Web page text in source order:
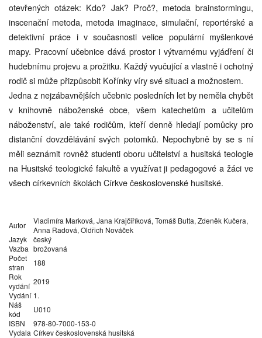
otevřených otázek: Kdo? Jak? Proč?, metoda brainstormingu,
inscenační metoda, metoda imaginace, simulační, reportérské a
detektivní práce i v současnosti velice populární myšlenkové
mapy. Pracovní učebnice dává prostor i výtvarnému vyjádření či
hudebnímu projevu a prožitku. Každý vyučující a vlastně i ochotný
rodič si může přizpůsobit Kořínky víry své situaci a možnostem.
Jedna z nejzábavnějších učebnic posledních let by neměla chybět
v knihovně náboženské obce, všem katechetům a učitelům
náboženství, ale také rodičům, kteří denně hledají pomůcky pro
distanční dovzdělávání svých potomků. Nepochybně by se s ní
měli seznámit rovněž studenti oboru učitelství a husitská teologie
na Husitské teologické fakultě a využívat ji pedagogové a žáci ve
všech církevních školách Církve československé husitské.
Autor
Vladimíra Marková, Jana Krajčiříková, Tomáš Butta, Zdeněk Kučera,
Anna Radová, Oldřich Nováček
Jazyk
český
Vazba brožovaná
Počet
stran
188
Rok
vydání 2019
Vydání 1.
Náš
kód
U010
ISBN
978-80-7000-153-0
Vydala Církev československá husitská